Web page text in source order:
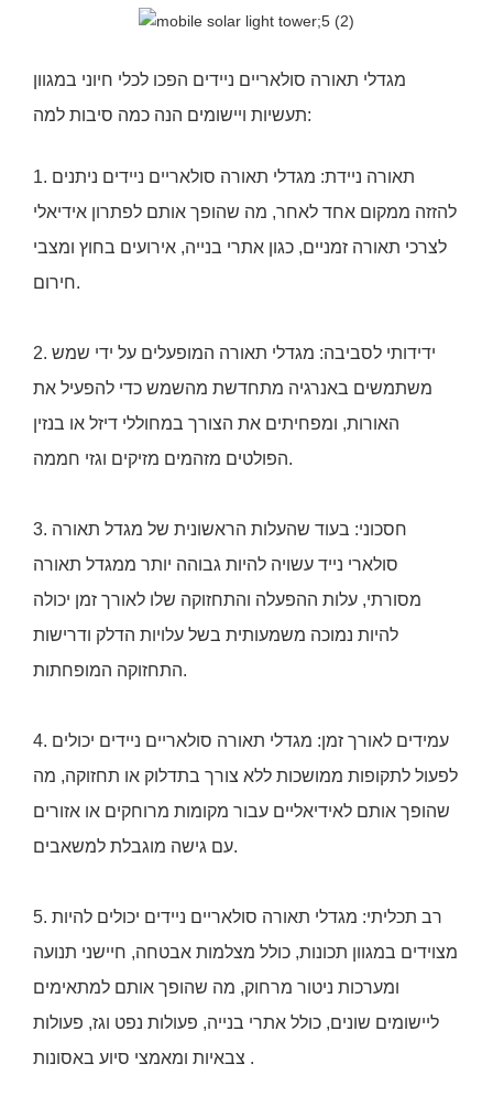
מגדלי תאורה סולאריים ניידים הפכו לכלי חיוני במגוון
תעשיות ויישומים הנה כמה סיבות למה:
1. תאורה ניידת: מגדלי תאורה סולאריים ניידים ניתנים
להזזה ממקום אחד לאחר, מה שהופך אותם לפתרון אידיאלי
לצרכי תאורה זמניים, כגון אתרי בנייה, אירועים בחוץ ומצבי
חירום.
2. ידידותי לסביבה: מגדלי תאורה המופעלים על ידי שמש
משתמשים באנרגיה מתחדשת מהשמש כדי להפעיל את
האורות, ומפחיתים את הצורך במחוללי דיזל או בנזין
הפולטים מזהמים מזיקים וגזי חממה.
3. חסכוני: בעוד שהעלות הראשונית של מגדל תאורה
סולארי נייד עשויה להיות גבוהה יותר ממגדל תאורה
מסורתי, עלות ההפעלה והתחזוקה שלו לאורך זמן יכולה
להיות נמוכה משמעותית בשל עלויות הדלק ודרישות
התחזוקה המופחתות.
4. עמידים לאורך זמן: מגדלי תאורה סולאריים ניידים יכולים
לפעול לתקופות ממושכות ללא צורך בתדלוק או תחזוקה, מה
שהופך אותם לאידיאליים עבור מקומות מרוחקים או אזורים
עם גישה מוגבלת למשאבים.
5. רב תכליתי: מגדלי תאורה סולאריים ניידים יכולים להיות
מצוידים במגוון תכונות, כולל מצלמות אבטחה, חיישני תנועה
ומערכות ניטור מרחוק, מה שהופך אותם למתאימים
ליישומים שונים, כולל אתרי בנייה, פעולות נפט וגז, פעולות
צבאיות ומאמצי סיוע באסונות .